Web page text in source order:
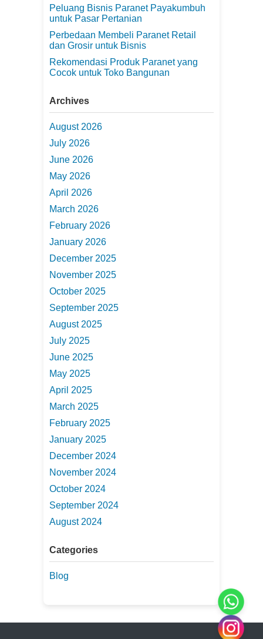
Peluang Bisnis Paranet Payakumbuh
untuk Pasar Pertanian
Perbedaan Membeli Paranet Retail
dan Grosir untuk Bisnis
Rekomendasi Produk Paranet yang
Cocok untuk Toko Bangunan
Archives
August 2026
July 2026
June 2026
May 2026
April 2026
March 2026
February 2026
January 2026
December 2025
November 2025
October 2025
September 2025
August 2025
July 2025
June 2025
May 2025
April 2025
March 2025
February 2025
January 2025
December 2024
November 2024
October 2024
September 2024
August 2024
Categories
Blog